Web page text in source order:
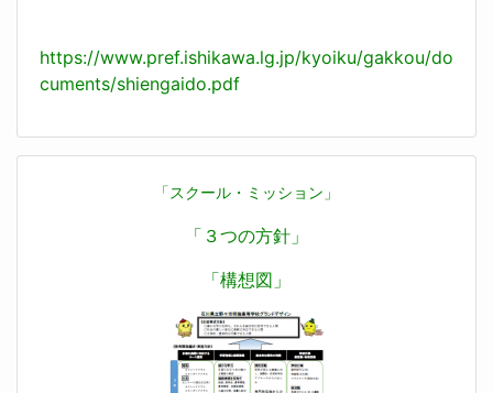
https://www.pref.ishikawa.lg.jp/kyoiku/gakkou/do
cuments/shiengaido.pdf
「スクール・ミッション」
「３つの方針」
「構想図」